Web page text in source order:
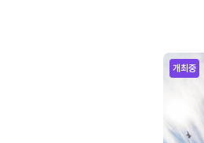
개최중